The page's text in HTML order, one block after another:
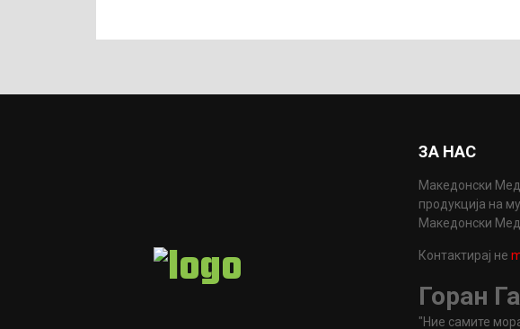
ЗА НАС
Македонски
продукција на
Македонски
Контактирај не
Горан
"Ние самите